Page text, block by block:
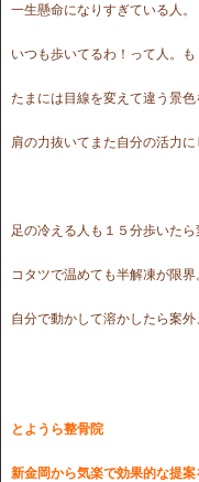
一生懸命になりすぎている人。
いつも歩いてるわ！って人。も
たまには目線を変えて違う景色
肩の力抜いてまた自分の活力に
足の冷える人も１５分歩いたら
コタツで温めても半解凍が限界
自分で動かして溶かしたら案外
とようら整骨院
新金岡から気楽で効果的な提